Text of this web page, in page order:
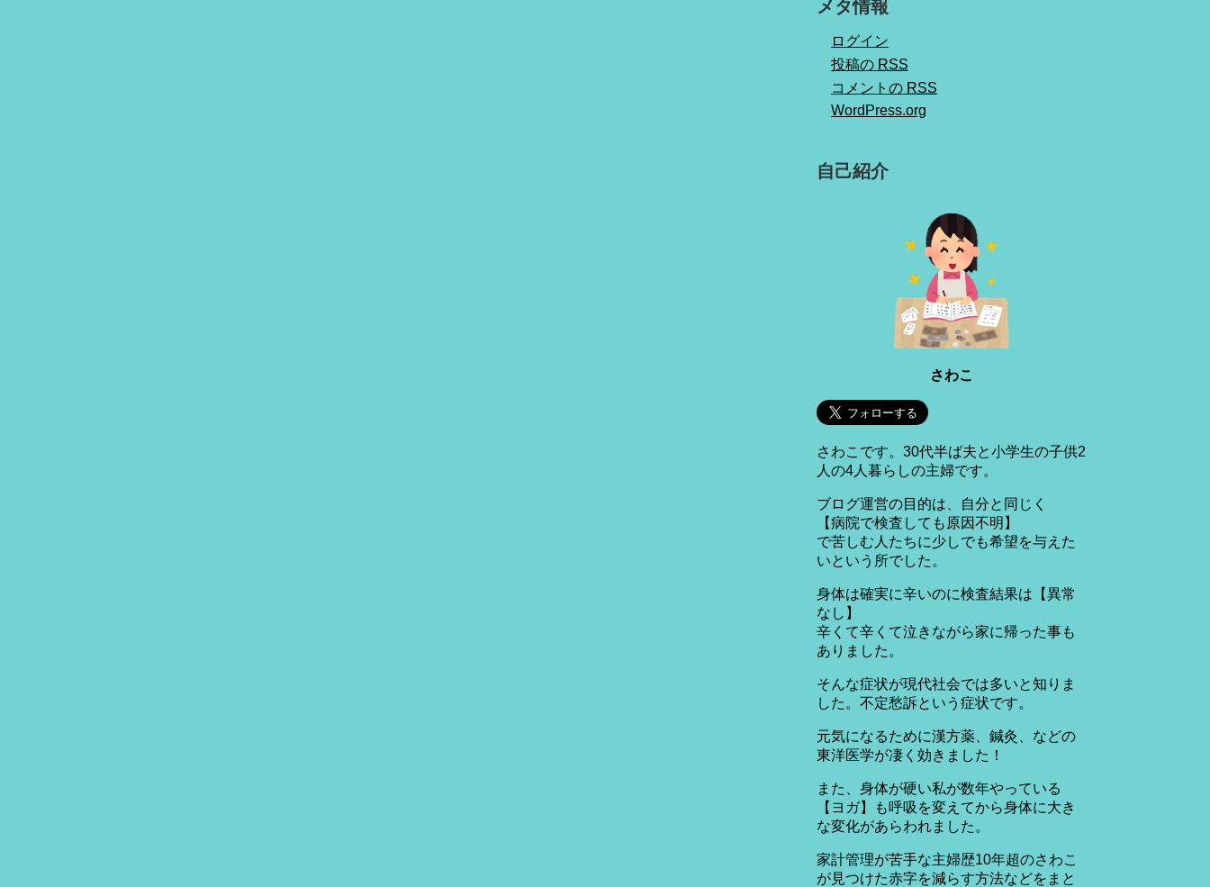
メタ情報
ログイン
投稿の RSS
コメントの RSS
WordPress.org
自己紹介
さわこ
さわこです。30代半ば夫と小学生の子供2
人の4人暮らしの主婦です。
ブログ運営の目的は、自分と同じく
【病院で検査しても原因不明】
で苦しむ人たちに少しでも希望を与えた
いという所でした。
身体は確実に辛いのに検査結果は【異常
なし】
辛くて辛くて泣きながら家に帰った事も
ありました。
そんな症状が現代社会では多いと知りま
した。不定愁訴という症状です。
元気になるために漢方薬、鍼灸、などの
東洋医学が凄く効きました！
また、身体が硬い私が数年やっている
【ヨガ】も呼吸を変えてから身体に大き
な変化があらわれました。
家計管理が苦手な主婦歴10年超のさわこ
が見つけた赤字を減らす方法などをまと